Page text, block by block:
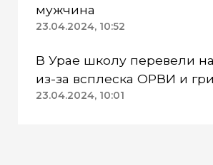
мужчина
23.04.2024, 10:52
В Урае школу перевели
из-за всплеска ОРВИ и
23.04.2024, 10:01